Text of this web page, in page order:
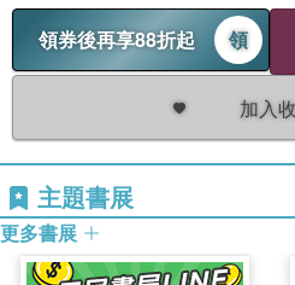
領券後再享88折起 領
加入
主題書展
更多書展